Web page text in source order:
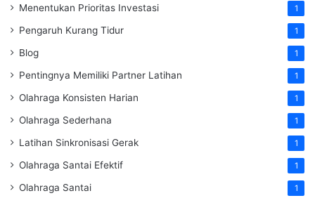
Menentukan Prioritas Investasi 1
Pengaruh Kurang Tidur 1
Blog 1
Pentingnya Memiliki Partner Latihan 1
Olahraga Konsisten Harian 1
Olahraga Sederhana 1
Latihan Sinkronisasi Gerak 1
Olahraga Santai Efektif 1
Olahraga Santai 1